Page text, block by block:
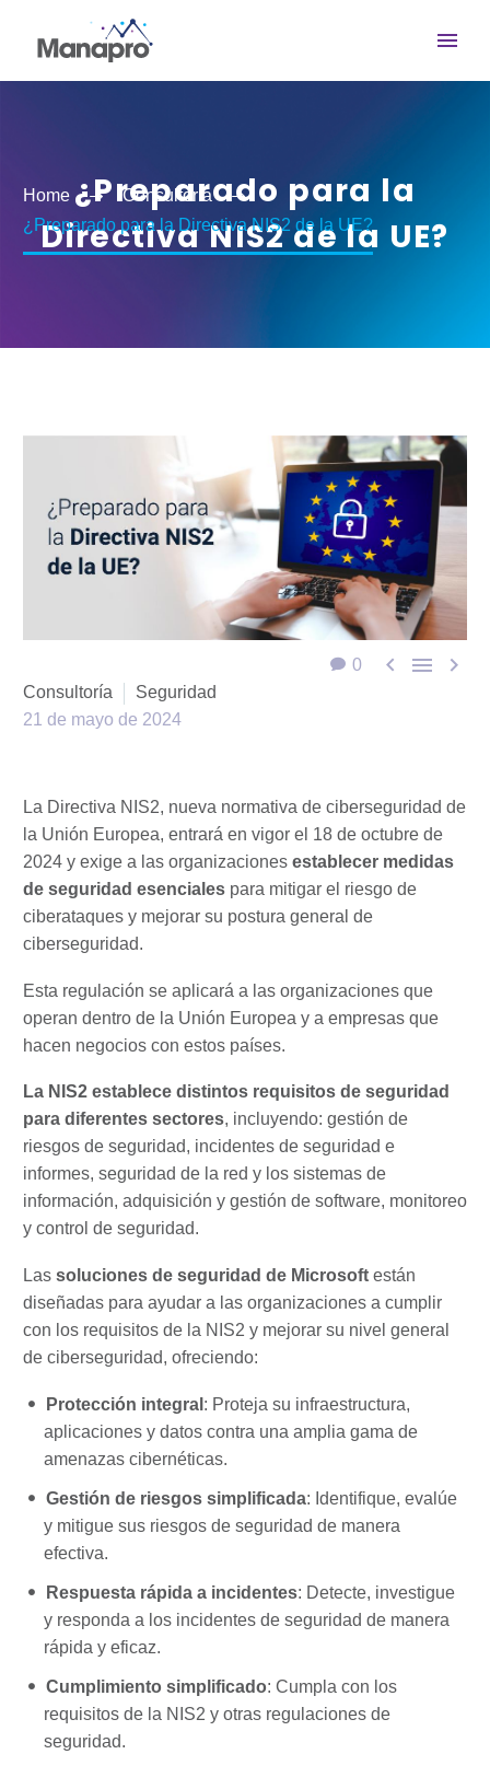
¿Preparado para la
Directiva NIS2 de la UE?
Home
Consultoría
¿Preparado para la Directiva NIS2 de la UE?
0   
Consultoría
Seguridad
21 de mayo de 2024
La Directiva NIS2, nueva normativa de ciberseguridad de
la Unión Europea, entrará en vigor el 18 de octubre de
2024 y exige a las organizaciones establecer medidas
de seguridad esenciales para mitigar el riesgo de
ciberataques y mejorar su postura general de
ciberseguridad.
Esta regulación se aplicará a las organizaciones que
operan dentro de la Unión Europea y a empresas que
hacen negocios con estos países.
La NIS2 establece distintos requisitos de seguridad
para diferentes sectores, incluyendo: gestión de
riesgos de seguridad, incidentes de seguridad e
informes, seguridad de la red y los sistemas de
información, adquisición y gestión de software, monitoreo
y control de seguridad.
Las soluciones de seguridad de Microsoft están
diseñadas para ayudar a las organizaciones a cumplir
con los requisitos de la NIS2 y mejorar su nivel general
de ciberseguridad, ofreciendo:
Protección integral : Proteja su infraestructura,
aplicaciones y datos contra una amplia gama de
amenazas cibernéticas.
Gestión de riesgos simplificada: Identifique, evalúe
y mitigue sus riesgos de seguridad de manera
efectiva.
Respuesta rápida a incidentes: Detecte, investigue
y responda a los incidentes de seguridad de manera
rápida y eficaz.
Cumplimiento simplificado: Cumpla con los
requisitos de la NIS2 y otras regulaciones de
seguridad.